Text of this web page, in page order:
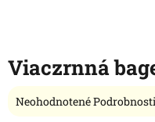
Viaczrnná
Priemerné
Neohodnotené